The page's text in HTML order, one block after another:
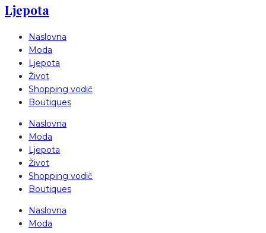
Ljepota
Naslovna
Moda
Ljepota
Život
Shopping vodič
Boutiques
Naslovna
Moda
Ljepota
Život
Shopping vodič
Boutiques
Naslovna
Moda